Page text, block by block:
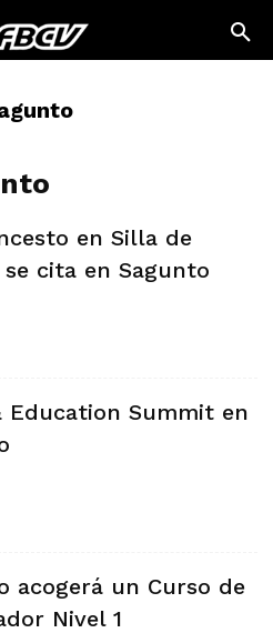
en Silla de
se cita en Sagunto
Education Summit en
acogerá un Curso de
Nivel 1